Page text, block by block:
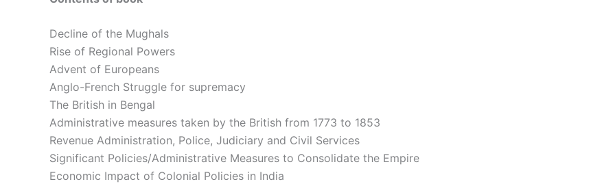
Decline of the Mughals
Rise of Regional Powers
Advent of Europeans
Anglo-French Struggle for supremacy
The British in Bengal
Administrative measures taken by the British from 1773 to 1853
Revenue Administration, Police, Judiciary and Civil Services
Significant Policies/Administrative Measures to Consolidate the Empire
Economic Impact of Colonial Policies in India